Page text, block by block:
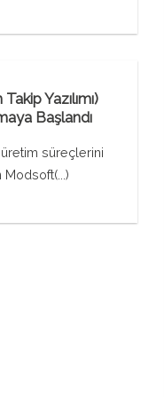
Yazılımı)
Başlandı
üretim süreçlerini